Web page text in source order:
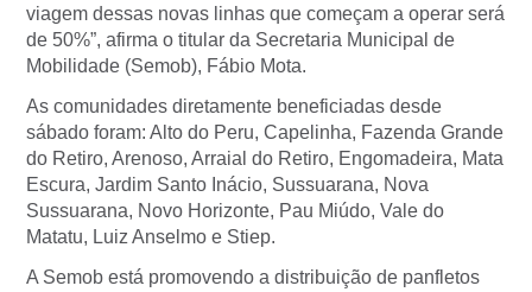
viagem dessas novas linhas que começam a operar será
de 50%”, afirma o titular da Secretaria Municipal de
Mobilidade (Semob), Fábio Mota.
As comunidades diretamente beneficiadas desde
sábado foram: Alto do Peru, Capelinha, Fazenda Grande
do Retiro, Arenoso, Arraial do Retiro, Engomadeira, Mata
Escura, Jardim Santo Inácio, Sussuarana, Nova
Sussuarana, Novo Horizonte, Pau Miúdo, Vale do
Matatu, Luiz Anselmo e Stiep.
A Semob está promovendo a distribuição de panfletos